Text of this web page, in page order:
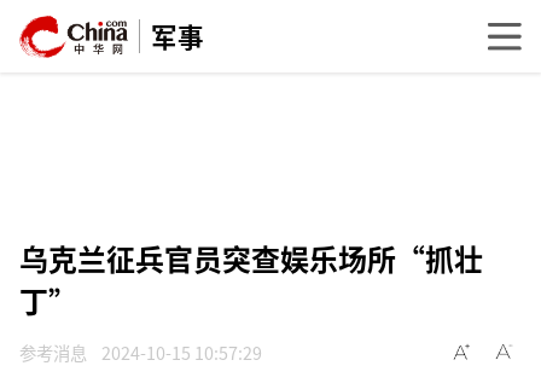
军事
乌克兰征兵官员突查娱乐场所“抓壮
丁”
参考消息 2024-10-15 10:57:29